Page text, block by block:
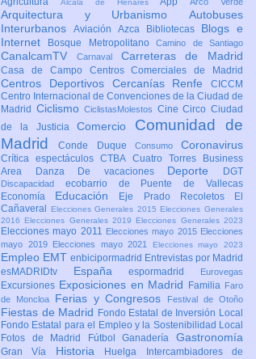
Alcalá de Henares
Arquitectura y Urbanismo Autobuses
Interurbanos Aviación Azca Bibliotecas Blogs e
Internet
Bosque MetropolitanoCamino de Santiago
CanalcamTV Carnaval Carreteras de Madrid
Casa de Campo Centros Comerciales de Madrid
Centros Deportivos Cercanías Renfe CICCM
Centro Internacional de Convenciones de la Ciudad de
Madrid CiclismoCiclistasMolestos CineCircoCiudad
de la JusticiaComercio Comunidad de
MadridConde Duque Consumo Coronavirus
Crítica espectáculosCTBA Cuatro Torres Business
Area
Danza De vacaciones Deporte DGT
Discapacidad ecobarrio de Puente de Vallecas
Economía Educación Eje Prado Recoletos
El
Cañaveral
Elecciones Generales 2015 Elecciones Generales
2016 Elecciones Generales 2019 Elecciones Generales 2023
Elecciones mayo 2011 Elecciones mayo 2015 Elecciones
mayo 2019
Elecciones mayo 2021 Elecciones mayo 2023
Empleo EMT enbicipormadrid Entrevistas por Madrid
esMADRIDtv Españaespormadrid Eurovegas
Excursiones Exposiciones en Madrid Familia Faro
de Moncloa
Ferias y Congresos Festival de Otoño
Fiestas de Madrid Fondo Estatal de Inversión Local
Fondo Estatal para el Empleo y la Sostenibilidad Local
Fotos de Madrid
FútbolGanaderíaGastronomía
Gran Vía Historia Huelga
Intercambiadores de